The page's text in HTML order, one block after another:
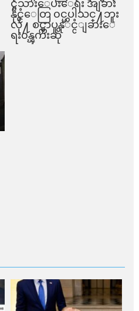
င္ငံသားေပးေရး အျခား
နိုင္ငံေတြ ၀င္မပါသင္႔ဘူး
လို႔ စင္ကာပူနုိင္ငံျခားေ
ရး၀န္ၾကီးဆို